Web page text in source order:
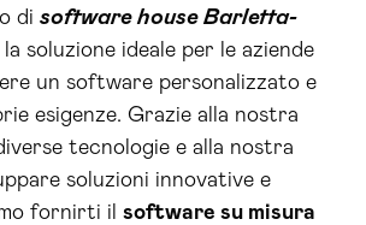
di software house Barletta-
soluzione ideale per le aziende
un software personalizzato e
esigenze. Grazie alla nostra
tecnologie e alla nostra
soluzioni innovative e
fornirti il software su misura